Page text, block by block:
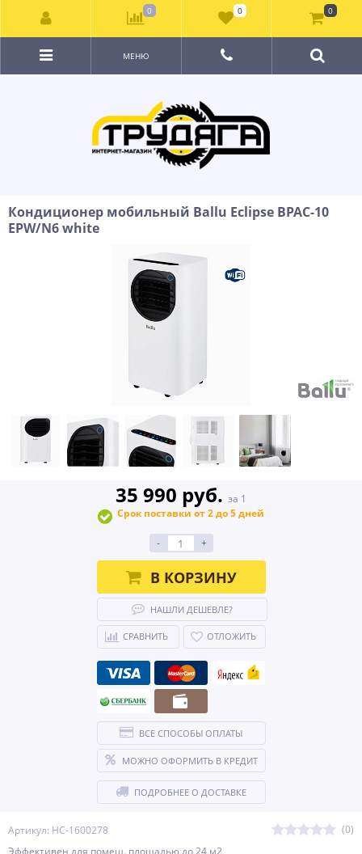
МЕНЮ
Кондиционер мобильный Ballu Eclipse BPAC-10
EPW/N6 white
Артикул: НС-1600278
(0)
Эффективен для помещ. площадью до 24 м2
35 990 руб. за 1
Срок поставки от 2 до 5 дней
- +
В КОРЗИНУ
НАШЛИ ДЕШЕВЛЕ?
СРАВНИТЬ ОТЛОЖИТЬ
ВСЕ СПОСОБЫ ОПЛАТЫ
МОЖНО ОФОРМИТЬ В КРЕДИТ
ПОДРОБНЕЕ О ДОСТАВКЕ
0 0 0